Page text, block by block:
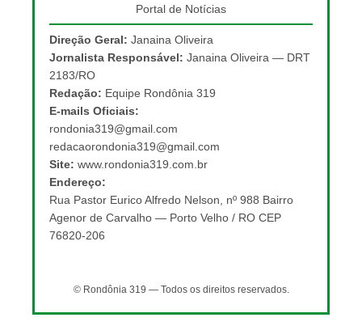
Portal de Notícias
Direção Geral: Janaina Oliveira
Jornalista Responsável: Janaina Oliveira — DRT
2183/RO
Redação: Equipe Rondônia 319
E-mails Oficiais:
rondonia319@gmail.com
redacaorondonia319@gmail.com
Site: www.rondonia319.com.br
Endereço:
Rua Pastor Eurico Alfredo Nelson, nº 988 Bairro
Agenor de Carvalho — Porto Velho / RO CEP
76820-206
© Rondônia 319 — Todos os direitos reservados.